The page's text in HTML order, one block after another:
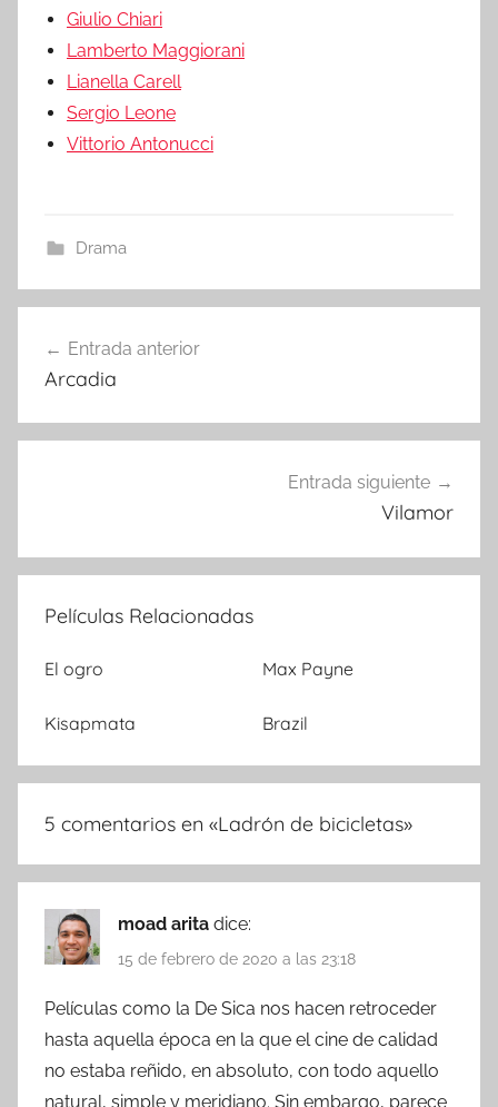
Giulio Chiari
Lamberto Maggiorani
Lianella Carell
Sergio Leone
Vittorio Antonucci
Drama
Navegación
de
entradas
Entrada anterior
Arcadia
Entrada siguiente
Vilamor
Películas Relacionadas
El ogro Max Payne
Kisapmata Brazil
5 comentarios en «Ladrón de bicicletas»
moad arita dice:
15 de febrero de 2020 a las 23:18
Películas como la De Sica nos hacen retroceder
hasta aquella época en la que el cine de calidad
no estaba reñido, en absoluto, con todo aquello
natural, simple y meridiano. Sin embargo, parece